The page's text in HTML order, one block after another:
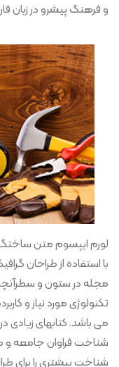
و فرهنگ پیشرو در زبان
لورم ایپسوم متن
با استفاده از طراحان
مجله در ستون و
تکنولوژی مورد نیاز و
می باشد. کتابهای
شناخت فراوان جامعه و
شناخت بیشتری را برای